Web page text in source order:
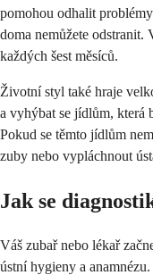
pomohou odhalit
doma nemůžete odstranit.
každých šest měsíců.
Životní styl také hraje
a vyhýbat se jídlům, která
Pokud se těmto jídlům
zuby nebo vypláchnout
Jak se
Váš zubař nebo lékař
ústní hygieny a